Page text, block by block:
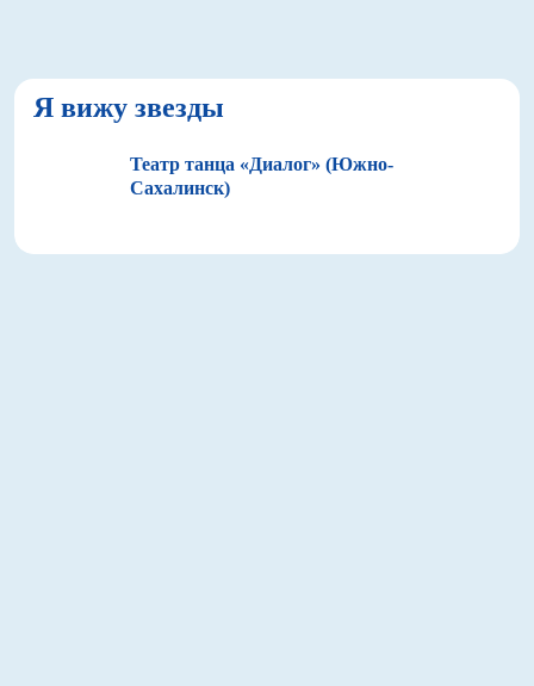
Я вижу звезды
Театр танца «Диалог» (Южно-
Сахалинск)